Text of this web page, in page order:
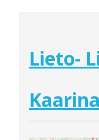
Lieto-